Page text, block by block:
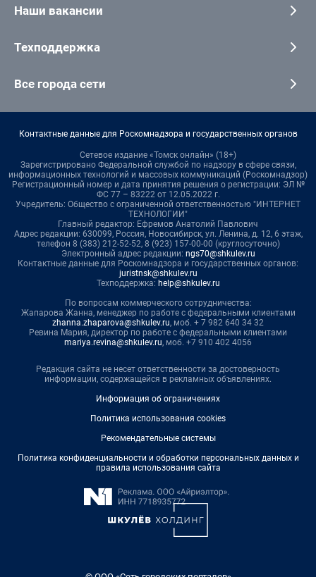
Наши вакансии
Техподдержка
Все города сети
Контактные данные для Роскомнадзора и государственных органов
Сетевое издание «Томск онлайн» (18+)
Зарегистрировано Федеральной службой по надзору в сфере связи,
информационных технологий и массовых коммуникаций (Роскомнадзор)
Регистрационный номер и дата принятия решения о регистрации: ЭЛ №
ФС 77 – 83222 от 12.05.2022 г.
Учредитель: Общество с ограниченной ответственностью "ИНТЕРНЕТ
ТЕХНОЛОГИИ"
Главный редактор: Ефремов Анатолий Павлович
Адрес редакции: 630099, Россия, Новосибирск, ул. Ленина, д. 12, 6 этаж,
телефон 8 (383) 212-52-52, 8 (923) 157-00-00 (круглосуточно)
Электронный адрес редакции: ngs70@shkulev.ru
Контактные данные для Роскомнадзора и государственных органов:
juristnsk@shkulev.ru
Техподдержка: help@shkulev.ru
По вопросам коммерческого сотрудничества:
Жапарова Жанна, менеджер по работе с федеральными клиентами
zhanna.zhaparova@shkulev.ru, моб. + 7 982 640 34 32
Ревина Мария, директор по работе с федеральными клиентами
mariya.revina@shkulev.ru, моб. +7 910 402 4056
Редакция сайта не несет ответственности за достоверность
информации, содержащейся в рекламных объявлениях.
Информация об ограничениях
Политика использования cookies
Рекомендательные системы
Политика конфиденциальности и обработки персональных данных и
правила использования сайта